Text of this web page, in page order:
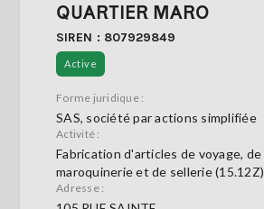
QUARTIER MARO
SIREN : 807929849
Active
Forme juridique :
SAS, société par actions simplifiée
Activité :
Fabrication d'articles de voyage, de
maroquinerie et de sellerie (15.12Z)
Adresse :